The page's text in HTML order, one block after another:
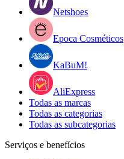
Netshoes
Epoca Cosméticos
KaBuM!
AliExpress
Todas as marcas
Todas as categorias
Todas as subcategorias
Serviços e benefícios